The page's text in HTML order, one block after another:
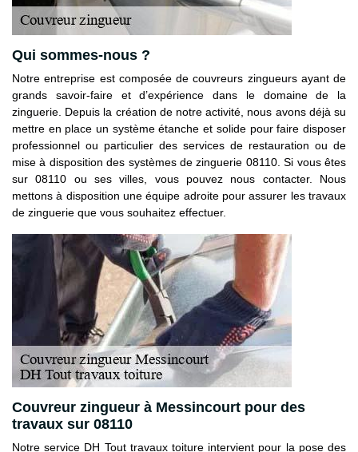
Qui sommes-nous ?
Notre entreprise est composée de couvreurs zingueurs ayant de
grands savoir-faire et d’expérience dans le domaine de la
zinguerie. Depuis la création de notre activité, nous avons déjà su
mettre en place un système étanche et solide pour faire disposer
professionnel ou particulier des services de restauration ou de
mise à disposition des systèmes de zinguerie 08110. Si vous êtes
sur 08110 ou ses villes, vous pouvez nous contacter. Nous
mettons à disposition une équipe adroite pour assurer les travaux
de zinguerie que vous souhaitez effectuer.
Couvreur zingueur à Messincourt pour des
travaux sur 08110
Notre service DH Tout travaux toiture intervient pour la pose des